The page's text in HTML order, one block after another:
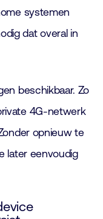
systemen
dat overal in
beschikbaar. Zo
4G-netwerk
opnieuw te
later eenvoudig